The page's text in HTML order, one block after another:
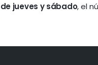
jueves y sábado, el